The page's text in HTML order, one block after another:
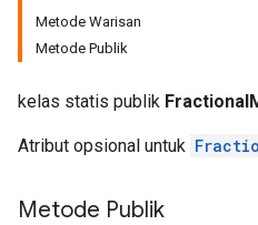
Metode Warisan
Metode Publik
kelas statis publik
Atribut opsional untuk
Metode Publik